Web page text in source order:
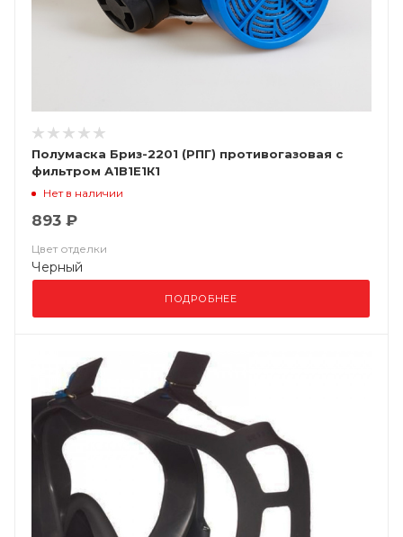
Полумаска Бриз-2201 (РПГ) противогазовая с
фильтром А1В1Е1К1
Нет в наличии
893 ₽
Цвет отделки
Черный
ПОДРОБНЕЕ